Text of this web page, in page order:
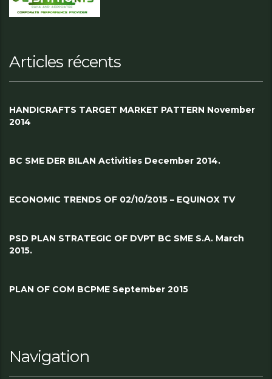
Articles récents
HANDICRAFTS TARGET MARKET PATTERN November
2014
BC SME DER BILAN Activities December 2014.
ECONOMIC TRENDS OF 02/10/2015 – EQUINOX TV
PSD PLAN STRATEGIC OF DVPT BC SME S.A. March
2015.
PLAN OF COM BCPME September 2015
Navigation